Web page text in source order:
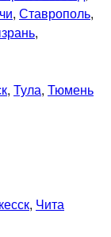
, Ставрополь,
,
, Тула, Тюмень
, Чита